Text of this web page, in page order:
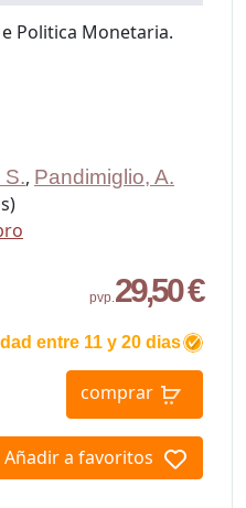
S., Pandimiglio, A.
pvp.29,50 €
entre 11 y 20 dias
comprar
Añadir a favoritos